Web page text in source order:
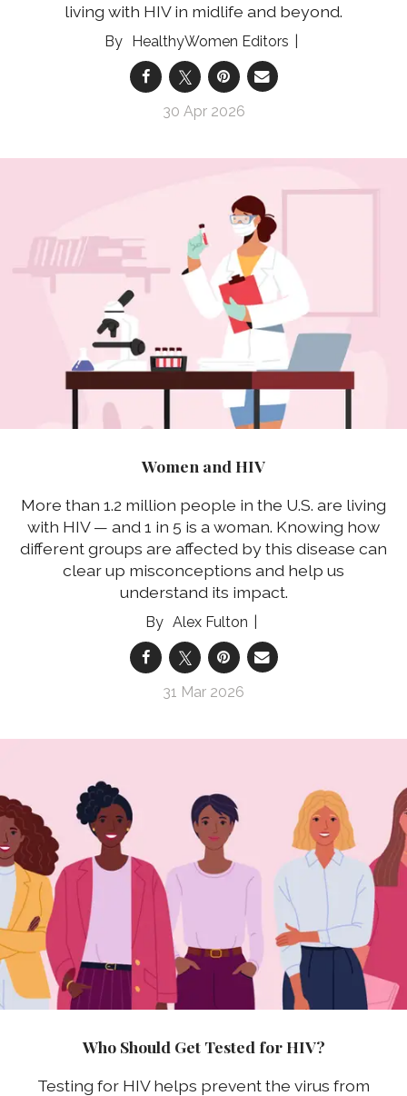
living with HIV in midlife and beyond.
HealthyWomen Editors
30 Apr 2026
Women and HIV
More than 1.2 million people in the U.S. are living
with HIV — and 1 in 5 is a woman. Knowing how
different groups are affected by this disease can
clear up misconceptions and help us
understand its impact.
Alex Fulton
31 Mar 2026
Who Should Get Tested for HIV?
Testing for HIV helps prevent the virus from